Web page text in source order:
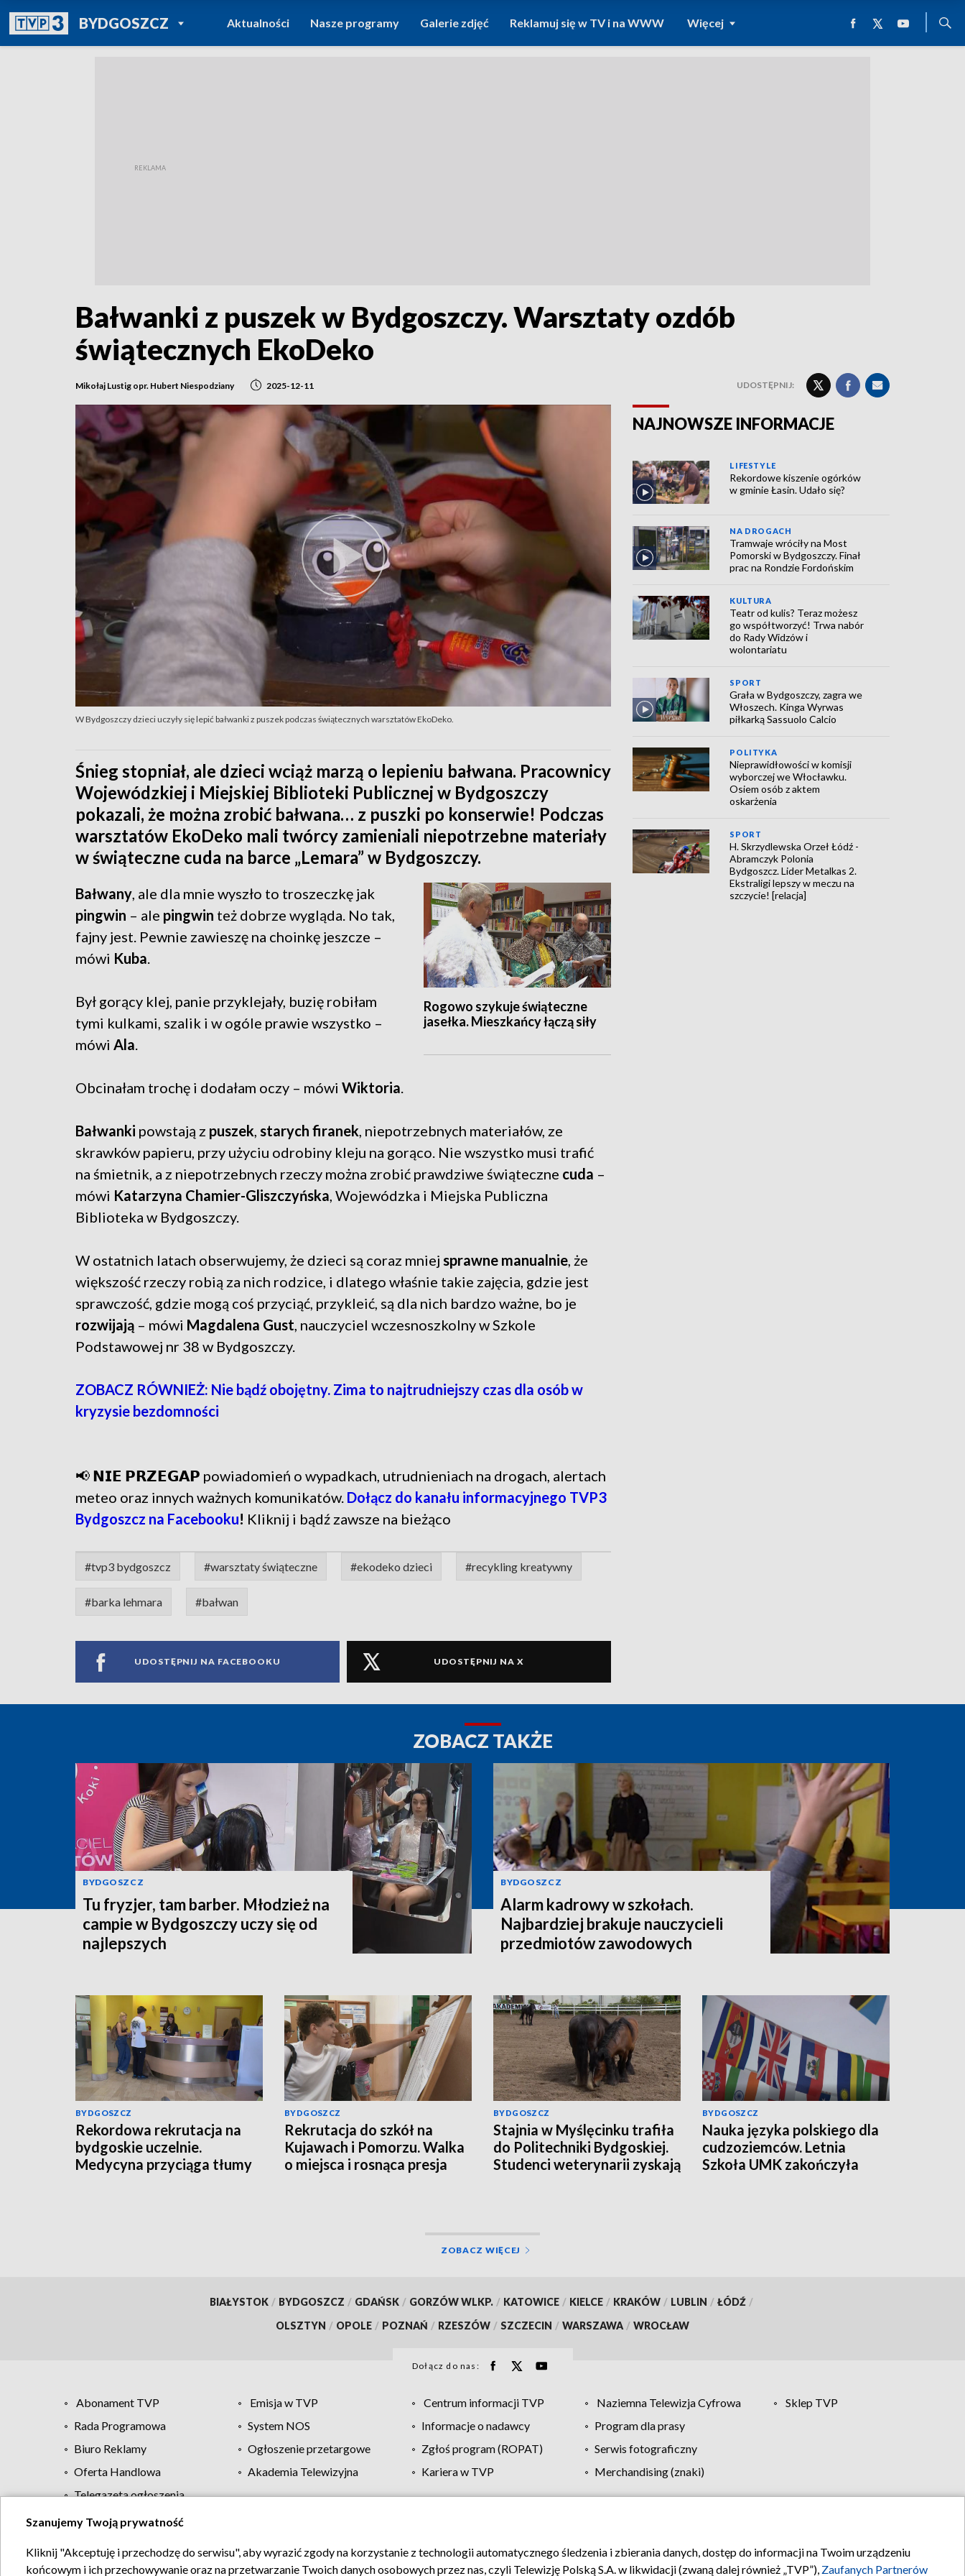
BYDGOSZCZPOWRÓT DO
TVP REGIONY
Aktualności Nasze programy Galerie zdjęć Reklamuj się w TV i na WWW Więcej
Bałwanki z puszek w Bydgoszczy. Warsztaty ozdób
świątecznych EkoDeko
Mikołaj Lustig opr. Hubert Niespodziany 2025-12-11 UDOSTĘPNIJ:
W Bydgoszczy dzieci uczyły się lepić bałwanki z puszek podczas świątecznych warsztatów EkoDeko.
Śnieg stopniał, ale dzieci wciąż marzą o lepieniu bałwana. Pracownicy
Wojewódzkiej i Miejskiej Biblioteki Publicznej w Bydgoszczy
pokazali, że można zrobić bałwana… z puszki po konserwie! Podczas
warsztatów EkoDeko mali twórcy zamieniali niepotrzebne materiały
w świąteczne cuda na barce „Lemara” w Bydgoszczy.
Rogowo szykuje świąteczne
jasełka. Mieszkańcy łączą siły
Bałwany , ale dla mnie wyszło to troszeczkę jak
pingwin – ale pingwin też dobrze wygląda. No tak,
fajny jest. Pewnie zawieszę na choinkę jeszcze –
mówi Kuba
Był gorący klej, panie przyklejały, buzię robiłam
tymi kulkami, szalik i w ogóle prawie wszystko –
mówi Ala
Obcinałam trochę i dodałam oczy – mówi Wiktoria
Bałwanki powstają z puszek starych firanek , niepotrzebnych materiałów, ze
skrawków papieru, przy użyciu odrobiny kleju na gorąco. Nie wszystko musi trafić
na śmietnik, a z niepotrzebnych rzeczy można zrobić prawdziwe świąteczne cuda –
mówi Katarzyna Chamier-Gliszczyńska , Wojewódzka i Miejska Publiczna
Biblioteka w Bydgoszczy.
W ostatnich latach obserwujemy, że dzieci są coraz mniej sprawne manualnie , że
większość rzeczy robią za nich rodzice, i dlatego właśnie takie zajęcia, gdzie jest
sprawczość, gdzie mogą coś przyciąć, przykleić, są dla nich bardzo ważne, bo je
rozwijają – mówi Magdalena Gust , nauczyciel wczesnoszkolny w Szkole
Podstawowej nr 38 w Bydgoszczy.
ZOBACZ RÓWNIEŻ: Nie bądź obojętny. Zima to najtrudniejszy czas dla osób w
kryzysie bezdomności
📢 𝗡𝗜𝗘 𝗣𝗥𝗭𝗘𝗚𝗔𝗣 powiadomień o wypadkach, utrudnieniach na drogach, alertach
meteo oraz innych ważnych komunikatów. Dołącz do kanału informacyjnego TVP3
Bydgoszcz na Facebooku! Kliknij i bądź zawsze na bieżąco
#tvp3 bydgoszcz #warsztaty świąteczne #ekodeko dzieci #recykling kreatywny
#barka lehmara #bałwan
UDOSTĘPNIJ NA FACEBOOKU UDOSTĘPNIJ NA X
NAJNOWSZE INFORMACJE
LIFESTYLE
Rekordowe kiszenie ogórków
w gminie Łasin. Udało się?
NA DROGACH
Tramwaje wróciły na Most
Pomorski w Bydgoszczy. Finał
prac na Rondzie Fordońskim
KULTURA
Teatr od kulis? Teraz możesz
go współtworzyć! Trwa nabór
do Rady Widzów i
wolontariatu
SPORT
Grała w Bydgoszczy, zagra we
Włoszech. Kinga Wyrwas
piłkarką Sassuolo Calcio
POLITYKA
Nieprawidłowości w komisji
wyborczej we Włocławku.
Osiem osób z aktem
oskarżenia
SPORT
H. Skrzydlewska Orzeł Łódź -
Abramczyk Polonia
Bydgoszcz. Lider Metalkas 2.
Ekstraligi lepszy w meczu na
szczycie! [relacja]
ZOBACZ TAKŻE
BYDGOSZCZ
Tu fryzjer, tam barber. Młodzież na
campie w Bydgoszczy uczy się od
najlepszych
BYDGOSZCZ
Alarm kadrowy w szkołach.
Najbardziej brakuje nauczycieli
przedmiotów zawodowych
BYDGOSZCZ
Rekordowa rekrutacja na
bydgoskie uczelnie.
Medycyna przyciąga tłumy
BYDGOSZCZ
Rekrutacja do szkół na
Kujawach i Pomorzu. Walka
o miejsca i rosnąca presja
BYDGOSZCZ
Stajnia w Myślęcinku trafiła
do Politechniki Bydgoskiej.
Studenci weterynarii zyskają
BYDGOSZCZ
Nauka języka polskiego dla
cudzoziemców. Letnia
Szkoła UMK zakończyła
ZOBACZ WIĘCEJ
BIAŁYSTOK / BYDGOSZCZ / GDAŃSK / GORZÓW WLKP. / KATOWICE / KIELCE / KRAKÓW / LUBLIN / ŁÓDŹ /
OLSZTYN / OPOLE / POZNAŃ / RZESZÓW / SZCZECIN / WARSZAWA / WROCŁAW
Dołącz do nas:
Abonament TVP Emisja w TVP Centrum informacji TVP Naziemna Telewizja Cyfrowa
Sklep TVP
Rada Programowa
System NOS Informacje o nadawcy
Program dla prasy
Biuro Reklamy
Ogłoszenie przetargowe Zgłoś program (ROPAT)
Serwis fotograficzny
Oferta Handlowa
Akademia Telewizyjna Kariera w TVP
Merchandising (znaki)
Telegazeta ogłoszenia
Regulamin TVP Polityka prywatności Moje zgody Pomoc Biuro reklamy Kontakt
Szanujemy Twoją prywatność
Kliknij "Akceptuję i przechodzę do serwisu", aby wyrazić zgody na korzystanie z technologii automatycznego śledzenia i zbierania danych, dostęp do informacji na Twoim urządzeniu
końcowym i ich przechowywanie oraz na przetwarzanie Twoich danych osobowych przez nas, czyli Telewizję Polską S.A. w likwidacji (zwaną dalej również „TVP”), Zaufanych Partnerów